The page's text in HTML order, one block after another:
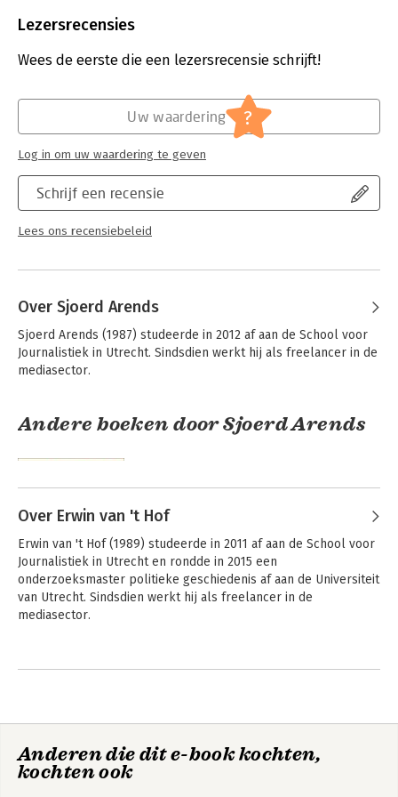
onder zijn of haar stoel moeten plakken." - Hans Jaap Melissen
Bestandsformaat:
Uitgever:
Amsterdam University Press
Hoofdrubriek: Mens en maatschappij
Lezersrecensies
Wees de eerste die een lezersrecensie schrijft!
Schrijf een recensie
Lees ons recensiebeleid
Uw waardering ?
Log in om uw waardering te geven
Over Sjoerd Arends
Sjoerd Arends (1987) studeerde in 2012 af aan de School voor
Journalistiek in Utrecht. Sindsdien werkt hij als freelancer in de
mediasector.
Andere boeken door Sjoerd Arends
Bekijk alle boeken
Over Erwin van 't Hof
Erwin van 't Hof (1989) studeerde in 2011 af aan de School voor
Journalistiek in Utrecht en rondde in 2015 een
onderzoeksmaster politieke geschiedenis af aan de Universiteit
van Utrecht. Sindsdien werkt hij als freelancer in de
mediasector.
Andere boeken door Erwin van 't
Anderen die dit e-book kochten,
kochten ook